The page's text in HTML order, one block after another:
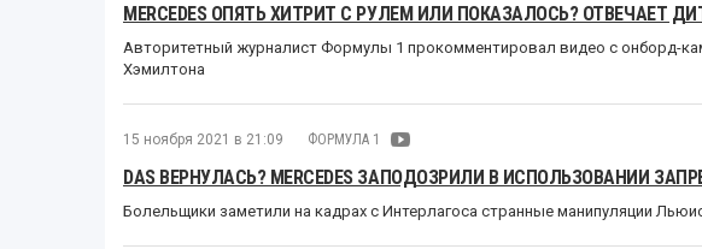
MERCEDES ОПЯТЬ ХИТРИТ С РУЛЕМ ИЛИ ПОКАЗАЛОСЬ? ОТВЕЧАЕТ
Авторитетный журналист Формулы 1 прокомментировал видео с онборд-
Хэмилтона
15 ноября 2021 в 21:09 ФОРМУЛА 1
DAS ВЕРНУЛАСЬ? MERCEDES ЗАПОДОЗРИЛИ В ИСПОЛЬЗОВАНИИ
Болельщики заметили на кадрах с Интерлагоса странные манипуляции